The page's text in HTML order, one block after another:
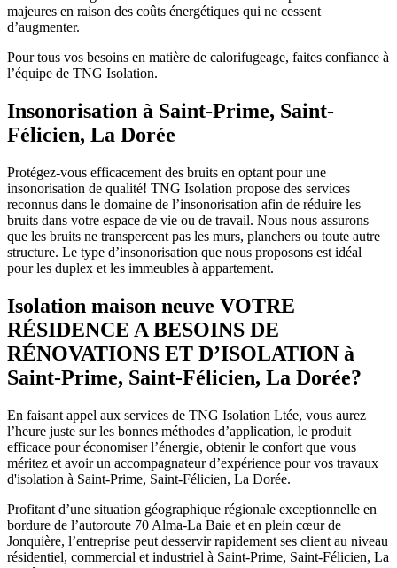
majeures en raison des coûts énergétiques qui ne cessent
d’augmenter.
Pour tous vos besoins en matière de calorifugeage, faites confiance à
l’équipe de TNG Isolation.
Insonorisation à Saint-Prime, Saint-
Félicien, La Dorée
Protégez-vous efficacement des bruits en optant pour une
insonorisation de qualité! TNG Isolation propose des services
reconnus dans le domaine de l’insonorisation afin de réduire les
bruits dans votre espace de vie ou de travail. Nous nous assurons
que les bruits ne transpercent pas les murs, planchers ou toute autre
structure. Le type d’insonorisation que nous proposons est idéal
pour les duplex et les immeubles à appartement.
Isolation maison neuve VOTRE
RÉSIDENCE A BESOINS DE
RÉNOVATIONS ET D’ISOLATION à
Saint-Prime, Saint-Félicien, La Dorée?
En faisant appel aux services de TNG Isolation Ltée, vous aurez
l’heure juste sur les bonnes méthodes d’application, le produit
efficace pour économiser l’énergie, obtenir le confort que vous
méritez et avoir un accompagnateur d’expérience pour vos travaux
d'isolation à Saint-Prime, Saint-Félicien, La Dorée.
Profitant d’une situation géographique régionale exceptionnelle en
bordure de l’autoroute 70 Alma-La Baie et en plein cœur de
Jonquière, l’entreprise peut desservir rapidement ses client au niveau
résidentiel, commercial et industriel à Saint-Prime, Saint-Félicien, La